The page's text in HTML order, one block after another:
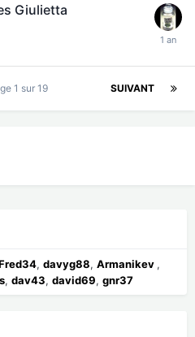
Giulietta
SUIVANT
1 sur 19
davyg88 Armanikev
dav43 david69 gnr37